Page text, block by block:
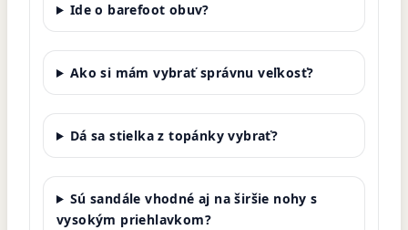
Ide o barefoot obuv?
Ako si mám vybrať správnu veľkosť?
Dá sa stielka z topánky vybrať?
Sú sandále vhodné aj na širšie nohy s
vysokým priehlavkom?